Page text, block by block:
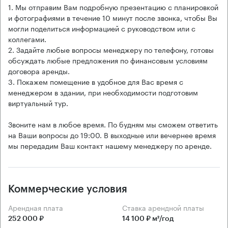
1. Мы отправим Вам подробную презентацию с планировкой
и фотографиями в течение 10 минут после звонка, чтобы Вы
могли поделиться информацией с руководством или с
коллегами.
2. Задайте любые вопросы менеджеру по телефону, готовы
обсуждать любые предложения по финансовым условиям
договора аренды.
3. Покажем помещение в удобное для Вас время с
менеджером в здании, при необходимости подготовим
виртуальный тур.
Звоните нам в любое время. По будням мы сможем ответить
на Ваши вопросы до 19:00. В выходные или вечернее время
мы передадим Ваш контакт нашему менеджеру по аренде.
Коммерческие условия
Арендная плата
252 000 ₽
Ставка арендной платы
14 100 ₽ м²/год